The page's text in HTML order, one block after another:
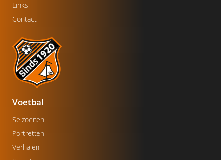
Links
Contact
Voetbal
Seizoenen
Portretten
Verhalen